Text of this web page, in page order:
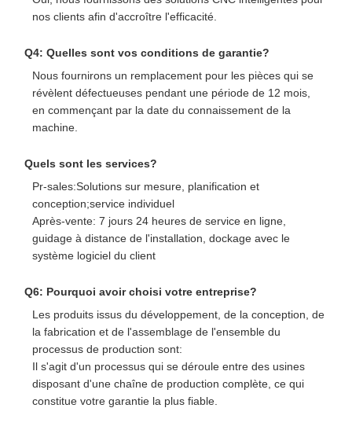
nos clients afin d'accroître l'efficacité.
Q4: Quelles sont vos conditions de garantie?
Nous fournirons un remplacement pour les pièces qui se
révèlent défectueuses pendant une période de 12 mois,
en commençant par la date du connaissement de la
machine.
Quels sont les services?
Pr-sales:Solutions sur mesure, planification et
conception;service individuel
Après-vente: 7 jours 24 heures de service en ligne,
guidage à distance de l'installation, dockage avec le
système logiciel du client
Q6: Pourquoi avoir choisi votre entreprise?
Les produits issus du développement, de la conception, de
la fabrication et de l'assemblage de l'ensemble du
processus de production sont:
Il s'agit d'un processus qui se déroule entre des usines
disposant d'une chaîne de production complète, ce qui
constitue votre garantie la plus fiable.